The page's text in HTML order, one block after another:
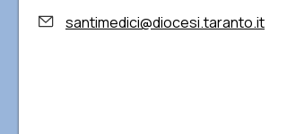
santimedici@diocesi.taranto.it